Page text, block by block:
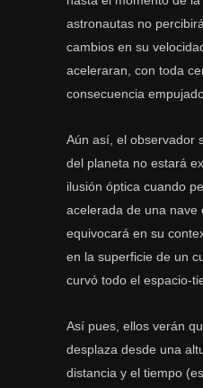
astronautas no
cambios en su
aceleraran, con toda
consecuencia
Aún así, el observador
del planeta no estará
ilusión óptica cuando
acelerada de una nave
equivocará en su
en la superficie de un
curvó todo el espacio-
Así pues, ellos verán
desplaza desde una
distancia y el tiempo